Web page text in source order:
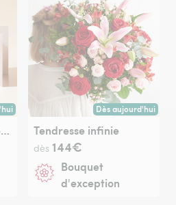
aujourd'hui (pour toute commande passée
Nos magnifiques lys et sa carte message à personnaliser
Dès aujourd'hui
Livraison dès
Tendresse infinie
dès 144€
Bouquet
d'exception